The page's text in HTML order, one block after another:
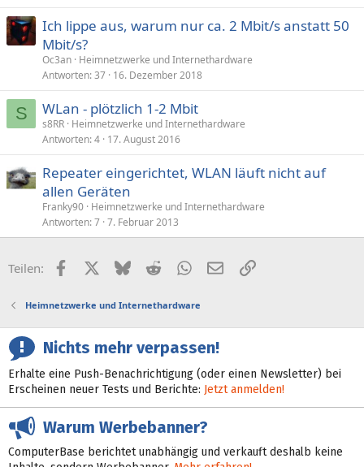
Ich lippe aus, warum nur ca. 2 Mbit/s anstatt 50
Mbit/s?
Oc3an Heimnetzwerke und Internethardware
Antworten 37 16. Dezember 2018
S WLan - plötzlich 1-2 Mbit
s8RR Heimnetzwerke und Internethardware
Antworten 4 17. August 2016
Repeater eingerichtet, WLAN läuft nicht auf
allen Geräten
Franky90 Heimnetzwerke und Internethardware
Antworten 7 7. Februar 2013
Teilen: FacebookX (Twitter)
BlueskyRedditWhatsApp
E-MailLink
Heimnetzwerke und Internethardware
Nichts mehr verpassen!
Erhalte eine Push-Benachrichtigung (oder einen Newsletter) bei
Erscheinen neuer Tests und Berichte: Jetzt anmelden!
Warum Werbebanner?
ComputerBase berichtet unabhängig und verkauft deshalb keine